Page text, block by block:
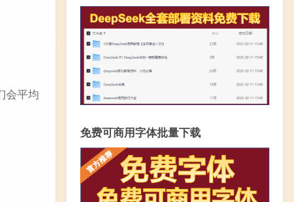
会平均
免费可商用字体批量下载